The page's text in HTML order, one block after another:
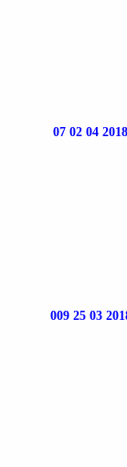
07 02 04
009 25 03